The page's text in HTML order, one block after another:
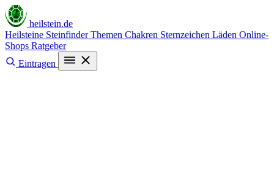
heilstein.de
Heilsteine SteinfinderThemen Chakren Sternzeichen Läden Online-
Shops Ratgeber
Eintragen